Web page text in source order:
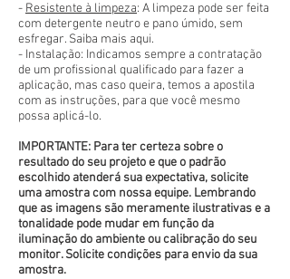
- Resistente à limpeza: A limpeza pode ser feita
com detergente neutro e pano úmido, sem
esfregar. Saiba mais aqui.
- Instalação: Indicamos sempre a contratação
de um profissional qualificado para fazer a
aplicação, mas caso queira, temos a apostila
com as instruções, para que você mesmo
possa aplicá-lo.
IMPORTANTE: Para ter certeza sobre o
resultado do seu projeto e que o padrão
escolhido atenderá sua expectativa, solicite
uma amostra com nossa equipe. Lembrando
que as imagens são meramente ilustrativas e a
tonalidade pode mudar em função da
iluminação do ambiente ou calibração do seu
monitor. Solicite condições para envio da sua
amostra.